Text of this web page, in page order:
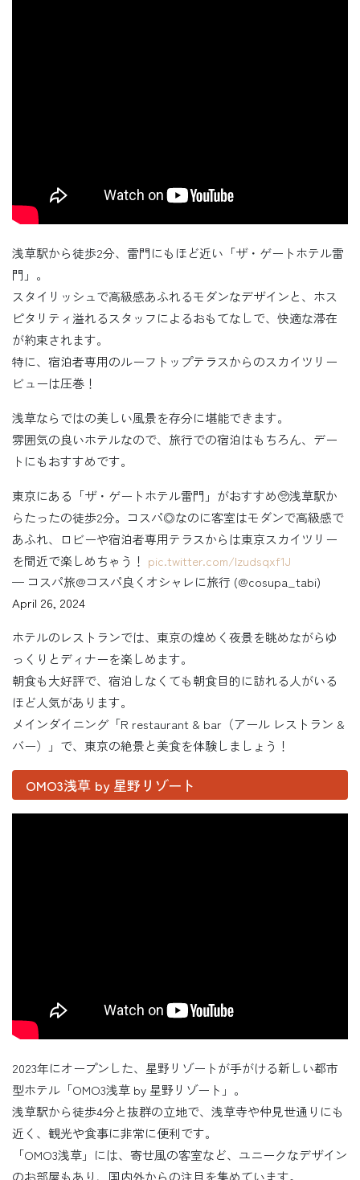
浅草駅から徒歩2分、雷門にもほど近い「ザ・ゲートホテル雷
門」。
スタイリッシュで高級感あふれるモダンなデザインと、ホス
ピタリティ溢れるスタッフによるおもてなしで、快適な滞在
が約束されます。
特に、宿泊者専用のルーフトップテラスからのスカイツリー
ビューは圧巻！
浅草ならではの美しい風景を存分に堪能できます。
雰囲気の良いホテルなので、旅行での宿泊はもちろん、デー
トにもおすすめです。
東京にある「ザ・ゲートホテル雷門」がおすすめ🥺浅草駅か
らたったの徒歩2分。コスパ◎なのに客室はモダンで高級感で
あふれ、ロビーや宿泊者専用テラスからは東京スカイツリー
を間近で楽しめちゃう！ pic.twitter.com/Izudsqxf1J
— コスパ旅@コスパ良くオシャレに旅行 (@cosupa_tabi)
April 26, 2024
ホテルのレストランでは、東京の煌めく夜景を眺めながらゆ
っくりとディナーを楽しめます。
朝食も大好評で、宿泊しなくても朝食目的に訪れる人がいる
ほど人気があります。
メインダイニング「R restaurant & bar（アール レストラン &
バー）」で、東京の絶景と美食を体験しましょう！
OMO3浅草 by 星野リゾート
2023年にオープンした、星野リゾートが手がける新しい都市
型ホテル「OMO3浅草 by 星野リゾート」。
浅草駅から徒歩4分と抜群の立地で、浅草寺や仲見世通りにも
近く、観光や食事に非常に便利です。
「OMO3浅草」には、寄せ風の客室など、ユニークなデザイン
のお部屋もあり、国内外からの注目を集めています。